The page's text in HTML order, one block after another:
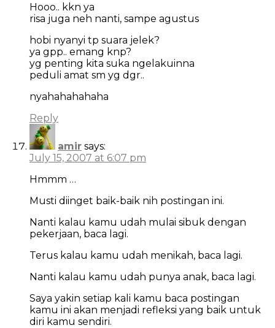
Hooo.. kkn ya
risa juga neh nanti, sampe agustus
hobi nyanyi tp suara jelek?
ya gpp.. emang knp?
yg penting kita suka ngelakuinna
peduli amat sm yg dgr..
nyahahahahaha
Reply
amir says:
July 15, 2007 at 6:07 pm
Hmmm …
Musti diinget baik-baik nih postingan ini.
Nanti kalau kamu udah mulai sibuk dengan
pekerjaan, baca lagi.
Terus kalau kamu udah menikah, baca lagi.
Nanti kalau kamu udah punya anak, baca lagi.
Saya yakin setiap kali kamu baca postingan
kamu ini akan menjadi refleksi yang baik untuk
diri kamu sendiri.